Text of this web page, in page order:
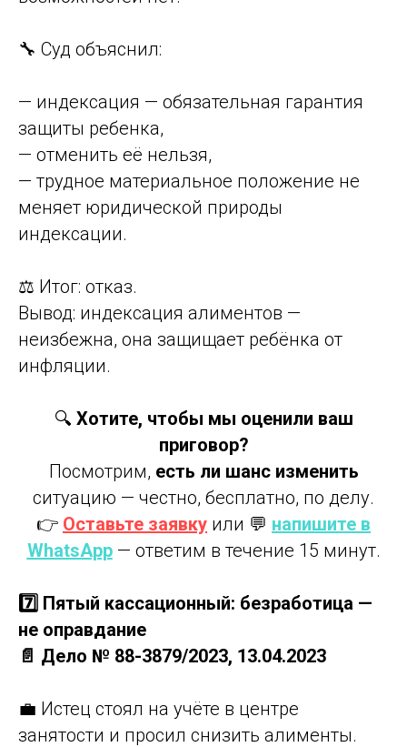
🔧 Суд объяснил:
— индексация — обязательная гарантия
защиты ребенка,
— отменить её нельзя,
— трудное материальное положение не
меняет юридической природы
индексации.
⚖️ Итог: отказ.
Вывод: индексация алиментов —
неизбежна, она защищает ребёнка от
инфляции.
🔍 Хотите, чтобы мы оценили ваш
приговор?
Посмотрим, есть ли шанс изменить
ситуацию — честно, бесплатно, по делу.
👉 Оставьте заявку или 💬 напишите в
WhatsApp— ответим в течение 15 минут.
7️⃣ Пятый кассационный: безработица —
не оправдание
📄 Дело № 88-3879/2023, 13.04.2023
💼 Истец стоял на учёте в центре
занятости и просил снизить алименты.